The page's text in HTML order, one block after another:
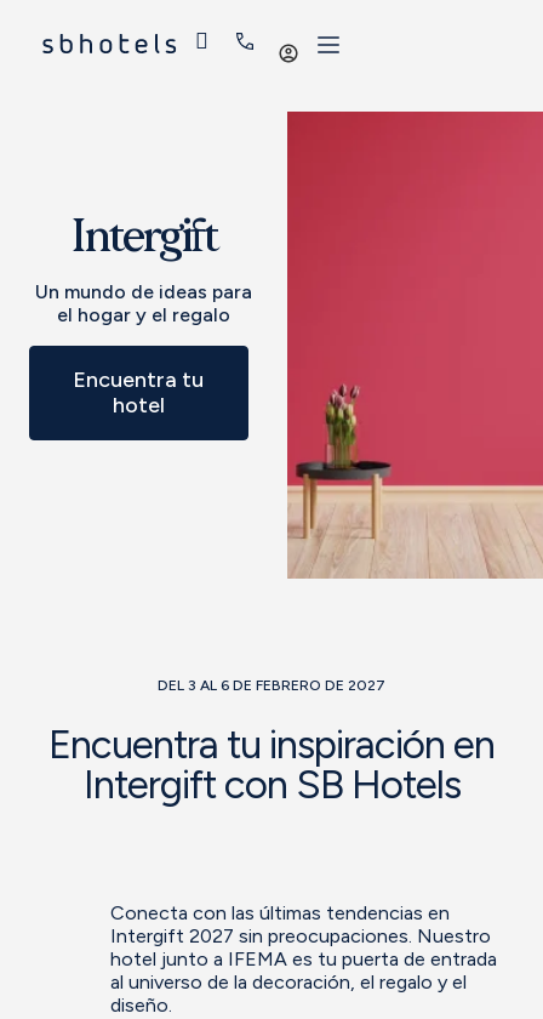
Iniciar
Intergift
Un mundo de ideas para
el hogar y el regalo
Encuentra tu
hotel
DEL 3 AL 6 DE FEBRERO DE 2027
Encuentra tu inspiración en
Intergift con SB Hotels
Conecta con las últimas tendencias en
Intergift 2027 sin preocupaciones. Nuestro
hotel junto a IFEMA es tu puerta de entrada
al universo de la decoración, el regalo y el
diseño.